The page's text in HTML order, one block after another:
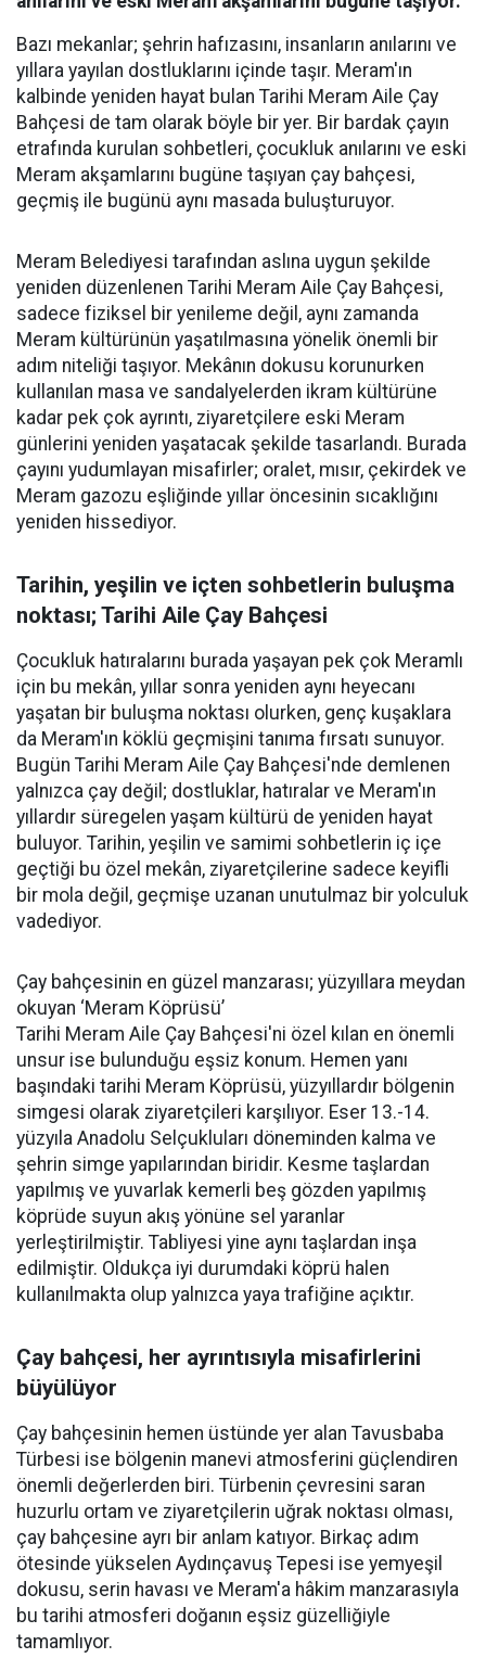
Bazı mekanlar; şehrin hafızasını, insanların anılarını ve
yıllara yayılan dostluklarını içinde taşır. Meram'ın
kalbinde yeniden hayat bulan Tarihi Meram Aile Çay
Bahçesi de tam olarak böyle bir yer. Bir bardak çayın
etrafında kurulan sohbetleri, çocukluk anılarını ve eski
Meram akşamlarını bugüne taşıyan çay bahçesi,
geçmiş ile bugünü aynı masada buluşturuyor.
Meram Belediyesi tarafından aslına uygun şekilde
yeniden düzenlenen Tarihi Meram Aile Çay Bahçesi,
sadece fiziksel bir yenileme değil, aynı zamanda
Meram kültürünün yaşatılmasına yönelik önemli bir
adım niteliği taşıyor. Mekânın dokusu korunurken
kullanılan masa ve sandalyelerden ikram kültürüne
kadar pek çok ayrıntı, ziyaretçilere eski Meram
günlerini yeniden yaşatacak şekilde tasarlandı. Burada
çayını yudumlayan misafirler; oralet, mısır, çekirdek ve
Meram gazozu eşliğinde yıllar öncesinin sıcaklığını
yeniden hissediyor.
Tarihin, yeşilin ve içten sohbetlerin buluşma
noktası; Tarihi Aile Çay Bahçesi
Çocukluk hatıralarını burada yaşayan pek çok Meramlı
için bu mekân, yıllar sonra yeniden aynı heyecanı
yaşatan bir buluşma noktası olurken, genç kuşaklara
da Meram'ın köklü geçmişini tanıma fırsatı sunuyor.
Bugün Tarihi Meram Aile Çay Bahçesi'nde demlenen
yalnızca çay değil; dostluklar, hatıralar ve Meram'ın
yıllardır süregelen yaşam kültürü de yeniden hayat
buluyor. Tarihin, yeşilin ve samimi sohbetlerin iç içe
geçtiği bu özel mekân, ziyaretçilerine sadece keyifli
bir mola değil, geçmişe uzanan unutulmaz bir yolculuk
vadediyor.
Çay bahçesinin en güzel manzarası; yüzyıllara meydan
okuyan ‘Meram Köprüsü’
Tarihi Meram Aile Çay Bahçesi'ni özel kılan en önemli
unsur ise bulunduğu eşsiz konum. Hemen yanı
başındaki tarihi Meram Köprüsü, yüzyıllardır bölgenin
simgesi olarak ziyaretçileri karşılıyor. Eser 13.-14.
yüzyıla Anadolu Selçukluları döneminden kalma ve
şehrin simge yapılarından biridir. Kesme taşlardan
yapılmış ve yuvarlak kemerli beş gözden yapılmış
köprüde suyun akış yönüne sel yaranlar
yerleştirilmiştir. Tabliyesi yine aynı taşlardan inşa
edilmiştir. Oldukça iyi durumdaki köprü halen
kullanılmakta olup yalnızca yaya trafiğine açıktır.
Çay bahçesi, her ayrıntısıyla misafirlerini
büyülüyor
Çay bahçesinin hemen üstünde yer alan Tavusbaba
Türbesi ise bölgenin manevi atmosferini güçlendiren
önemli değerlerden biri. Türbenin çevresini saran
huzurlu ortam ve ziyaretçilerin uğrak noktası olması,
çay bahçesine ayrı bir anlam katıyor. Birkaç adım
ötesinde yükselen Aydınçavuş Tepesi ise yemyeşil
dokusu, serin havası ve Meram'a hâkim manzarasıyla
bu tarihi atmosferi doğanın eşsiz güzelliğiyle
tamamlıyor.